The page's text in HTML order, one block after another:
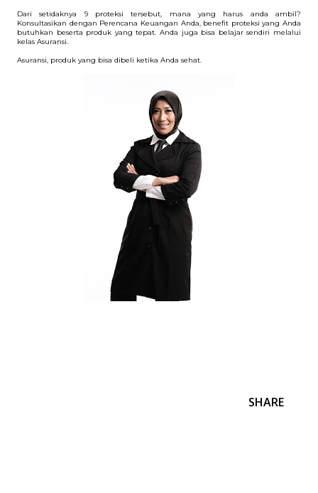
Dari setidaknya 9 proteksi tersebut, mana yang harus anda ambil?
Konsultasikan dengan Perencana Keuangan Anda, benefit proteksi yang Anda
butuhkan beserta produk yang tepat. Anda juga bisa belajar sendiri melalui
kelas Asuransi.
Asuransi, produk yang bisa dibeli ketika Anda sehat.
SHARE